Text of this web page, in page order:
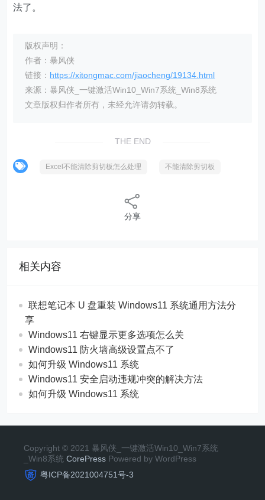
法了。
版权声明：
作者：暴风侠
链接： https://xitongmac.com/jiaocheng/19134.html
来源：暴风侠_一键激活Win10_Win7系统_Win8系统
文章版权归作者所有，未经允许请勿转载。
THE END
Excel不能清除剪切板怎么处理 不能清除剪切板
分享
相关内容
联想笔记本 U 盘重装 Windows11 系统通用方法分
享
Windows11 右键显示更多选项怎么关
Windows11 防火墙高级设置点不了
如何升级 Windows11 系统
Windows11 安全启动违规冲突的解决方法
如何升级 Windows11 系统
Copyright © 2021 暴风侠_一键激活Win10_Win7系统
_Win8系统 CorePress Powered by WordPress
粤ICP备2021004751号-3